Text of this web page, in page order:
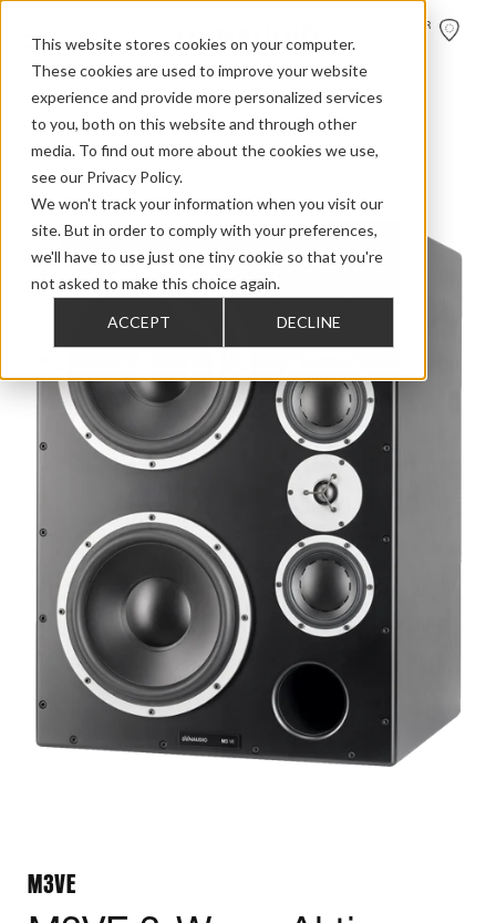
This website stores cookies on your computer.
These cookies are used to improve your website
experience and provide more personalized services
to you, both on this website and through other
media. To find out more about the cookies we use,
see our Privacy Policy.
We won't track your information when you visit our
site. But in order to comply with your preferences,
we'll have to use just one tiny cookie so that you're
not asked to make this choice again.
ACCEPT DECLINE
HÄNDLER
M3VE